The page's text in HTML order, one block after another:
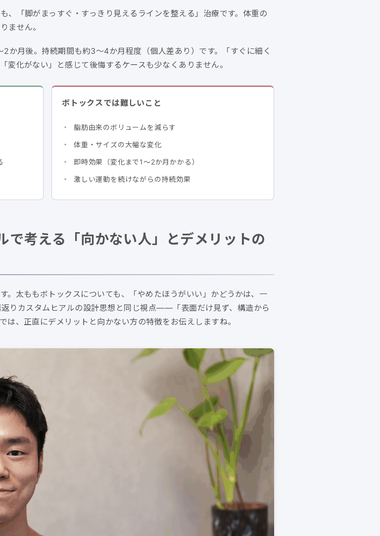
、「脚がまっすぐ・すっきり見えるラインを整える」治療です。体重の
ません。
か月後。持続期間も約3〜4か月程度（個人差あり）です。「すぐに細く
化がない」と感じて後悔するケースも少なくありません。
ボトックスでは難しいこと
脂肪由来のボリュームを減らす
体重・サイズの大幅な変化
即時効果（変化まで1〜2か月かかる）
激しい運動を続けながらの持続効果
で考える「向かない人」とデメリットの
。太ももボトックスについても、「やめたほうがいい」かどうかは、一
りカスタムヒアルの設計思想と同じ視点——「表面だけ見ず、構造から
、正直にデメリットと向かない方の特徴をお伝えしますね。